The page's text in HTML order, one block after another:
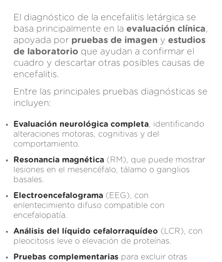
El diagnóstico de la encefalitis letárgica se
basa principalmente en la evaluación clínica,
apoyada por pruebas de imagen y estudios
de laboratorio que ayudan a confirmar el
cuadro y descartar otras posibles causas de
encefalitis.
Entre las principales pruebas diagnósticas se
incluyen:
Evaluación neurológica completa, identificando
alteraciones motoras, cognitivas y del
comportamiento.
Resonancia magnética (RM), que puede mostrar
lesiones en el mesencéfalo, tálamo o ganglios
basales.
Electroencefalograma (EEG), con
enlentecimiento difuso compatible con
encefalopatía.
Análisis del líquido cefalorraquídeo (LCR), con
pleocitosis leve o elevación de proteínas.
Pruebas complementarias para excluir otras